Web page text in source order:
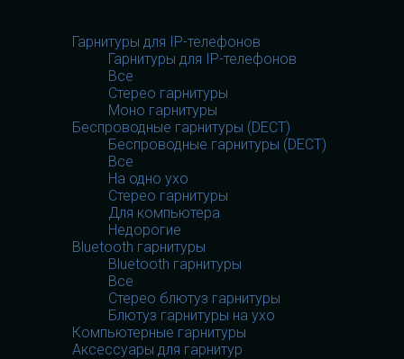
Гарнитуры для IP-телефонов
Гарнитуры для IP-телефонов
Все
Стерео гарнитуры
Моно гарнитуры
Беспроводные гарнитуры (DECT)
Беспроводные гарнитуры (DECT)
Все
На одно ухо
Стерео гарнитуры
Для компьютера
Недорогие
Bluetooth гарнитуры
Bluetooth гарнитуры
Все
Стерео блютуз гарнитуры
Блютуз гарнитуры на ухо
Компьютерные гарнитуры
Аксессуары для гарнитур